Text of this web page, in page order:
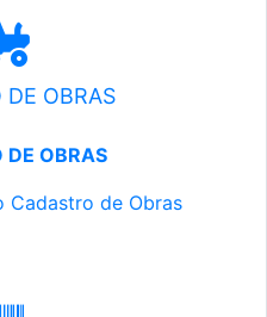
DE OBRAS
DE OBRAS
Cadastro de Obras